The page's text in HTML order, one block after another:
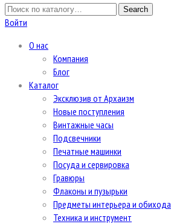
Войти
О нас
Компания
Блог
Каталог
Эксклюзив от Архаизм
Новые поступления
Винтажные часы
Подсвечники
Печатные машинки
Посуда и сервировка
Гравюры
Флаконы и пузырьки
Предметы интерьера и обихода
Техника и инструмент